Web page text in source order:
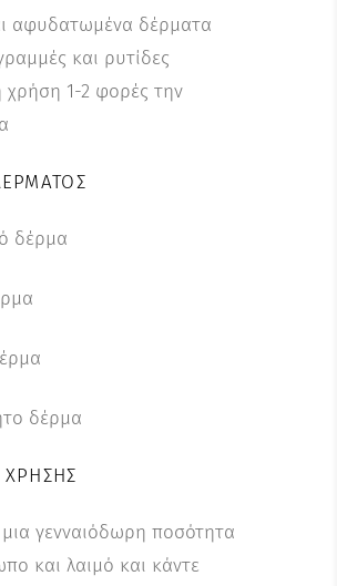
αφυδατωμένα δέρματα
και ρυτίδες
χρήση 1-2 φορές την
δέρμα
δέρμα
γενναιόδωρη ποσότητα
και λαιμό και κάντε